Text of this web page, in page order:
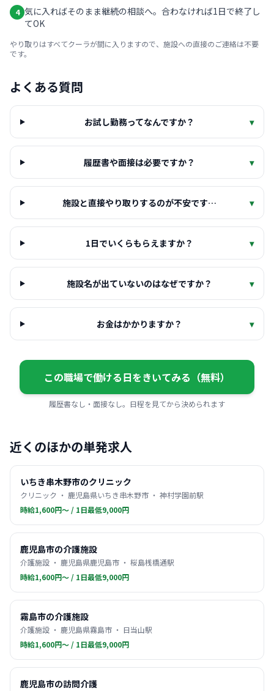
4 気に入ればそのまま継続の相談へ。合わなければ1日で終了し
てOK
やり取りはすべてクーラが間に入りますので、施設への直接のご連絡は不要
です。
よくある質問
お試し勤務ってなんですか？ ▾
履歴書や面接は必要ですか？ ▾
施設と直接やり取りするのが不安です… ▾
1日でいくらもらえますか？ ▾
施設名が出ていないのはなぜですか？ ▾
お金はかかりますか？ ▾
この職場で働ける日をきいてみる（無料）
履歴書なし・面接なし。日程を見てから決められます
近くのほかの単発求人
いちき串木野市のクリニック
クリニック ・ 鹿児島県いちき串木野市 ・ 神村学園前駅
時給1,600円〜 / 1日最低9,000円
鹿児島市の介護施設
介護施設 ・ 鹿児島県鹿児島市 ・ 桜島桟橋通駅
時給1,600円〜 / 1日最低9,000円
霧島市の介護施設
介護施設 ・ 鹿児島県霧島市 ・ 日当山駅
時給1,600円〜 / 1日最低9,000円
鹿児島市の訪問介護